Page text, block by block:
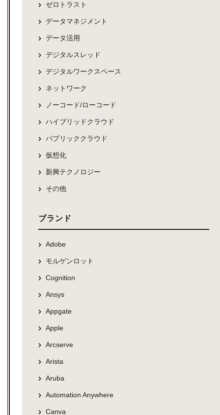
ゼロトラスト
データマネジメント
データ活用
デジタルスレッド
デジタルワークスペース
ネットワーク
ノーコード/ローコード
ハイブリッドクラウド
パブリッククラウド
仮想化
新興テクノロジー
その他
ブランド
Adobe
モルゲンロット
Cognition
Ansys
Appgate
Apple
Arcserve
Arista
Aruba
Automation Anywhere
Canva